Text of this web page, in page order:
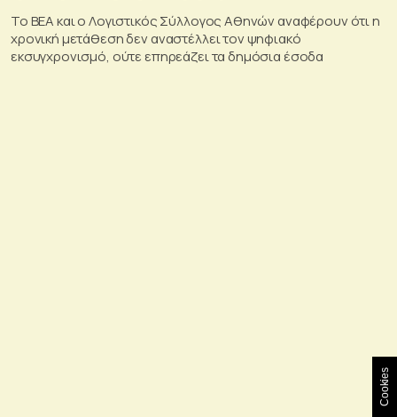
To BEA και ο Λογιστικός Σύλλογος Αθηνών αναφέρουν ότι η
χρονική μετάθεση δεν αναστέλλει τον ψηφιακό
εκσυγχρονισμό, ούτε επηρεάζει τα δημόσια έσοδα
Cookies